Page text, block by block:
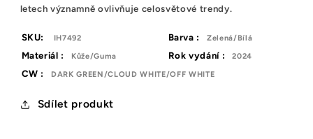
letech významně ovlivňuje celosvětové trendy.
SKU: IH7492 Barva : Zelená/Bílá
Materiál : Kůže/Guma Rok vydání : 2024
CW : DARK GREEN/CLOUD WHITE/OFF WHITE
Sdílet produkt